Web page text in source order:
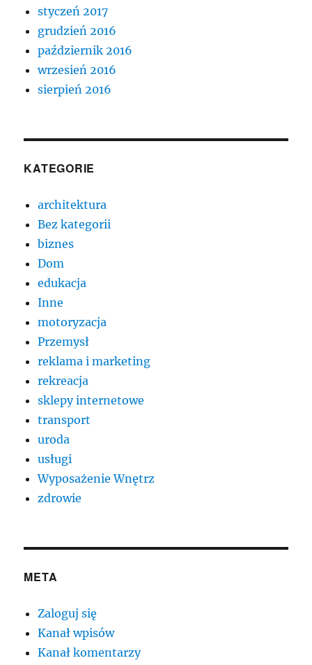
styczeń 2017
grudzień 2016
październik 2016
wrzesień 2016
sierpień 2016
KATEGORIE
architektura
Bez kategorii
biznes
Dom
edukacja
Inne
motoryzacja
Przemysł
reklama i marketing
rekreacja
sklepy internetowe
transport
uroda
usługi
Wyposażenie Wnętrz
zdrowie
META
Zaloguj się
Kanał wpisów
Kanał komentarzy